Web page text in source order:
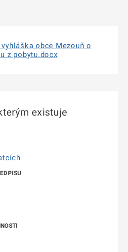
vyhláška obce Mezouň o
z pobytu.docx
existuje